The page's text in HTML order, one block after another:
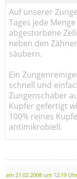
Auf unserer
Tages jede
abgestorbene
neben den
säubern.
Ein
schnell und
Zungenschaber
Kupfer gefertigt
100% reines
antimikrobiell.
am 21.02.2008 um 12:19 Uhr